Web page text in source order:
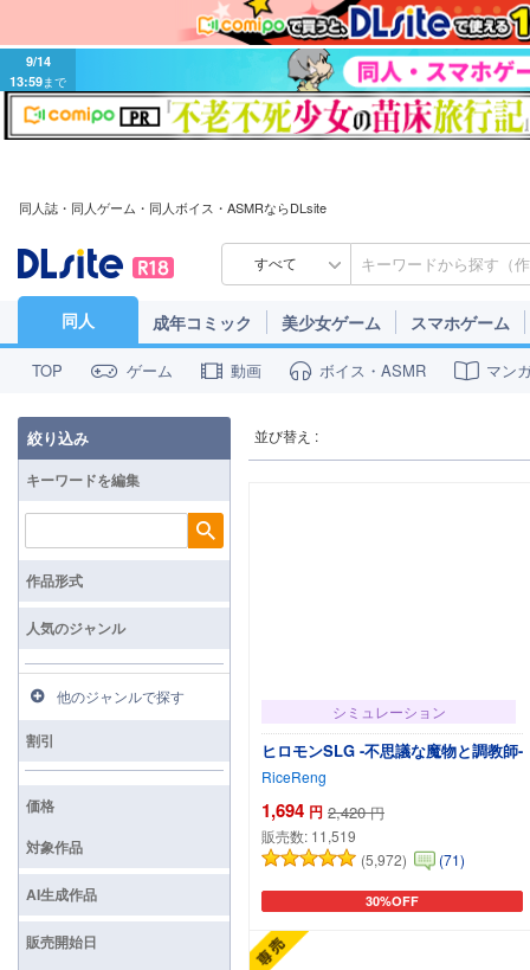
9/14
13:59まで
同人誌・同人ゲーム・同人ボイス・ASMRならDLsite
すべて
同人 成年コミック 美少女ゲーム スマホゲーム
TOP ゲーム 動画 ボイス・ASMR マン
並び替え :
シミュレーション
ヒロモンSLG -不思議な魔物と調教師-
RiceReng
1,694 円 2,420 円
販売数: 11,519
(5,972)
(71)
30%OFF
カートに追加
絞り込み
キーワードを編集
検索
作品形式
人気のジャンル
他のジャンルで探す
割引
価格
対象作品
AI生成作品
販売開始日